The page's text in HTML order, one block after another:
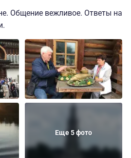
Общение вежливое. Ответы на
Еще 5 фото